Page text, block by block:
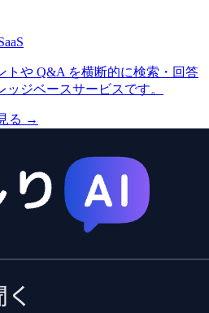
トや Q&A を横断的に検索・回答
ジベースサービスです。
る →